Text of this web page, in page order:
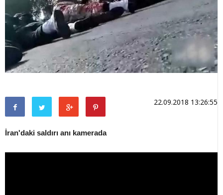
22.09.2018 13:26:55
İran'daki saldırı anı kamerada